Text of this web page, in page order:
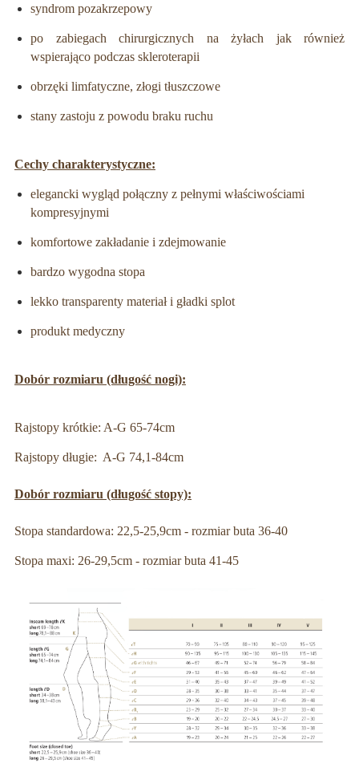
syndrom pozakrzepowy
po zabiegach chirurgicznych na żyłach jak również
wspierająco podczas skleroterapii
obrzęki limfatyczne, złogi tłuszczowe
stany zastoju z powodu braku ruchu
Cechy charakterystyczne:
elegancki wygląd połączny z pełnymi właściwościami
kompresyjnymi
komfortowe zakładanie i zdejmowanie
bardzo wygodna stopa
lekko transparenty materiał i gładki splot
produkt medyczny
Dobór rozmiaru (długość nogi):
Rajstopy krótkie: A-G 65-74cm
Rajstopy długie: A-G 74,1-84cm
Dobór rozmiaru (długość stopy):
Stopa standardowa: 22,5-25,9cm - rozmiar buta 36-40
Stopa maxi: 26-29,5cm - rozmiar buta 41-45